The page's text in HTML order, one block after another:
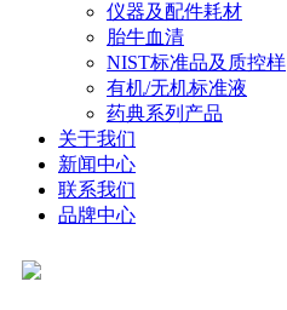
仪器及配件耗材
胎牛血清
NIST标准品及质控样
有机/无机标准液
药典系列产品
关于我们
新闻中心
联系我们
品牌中心